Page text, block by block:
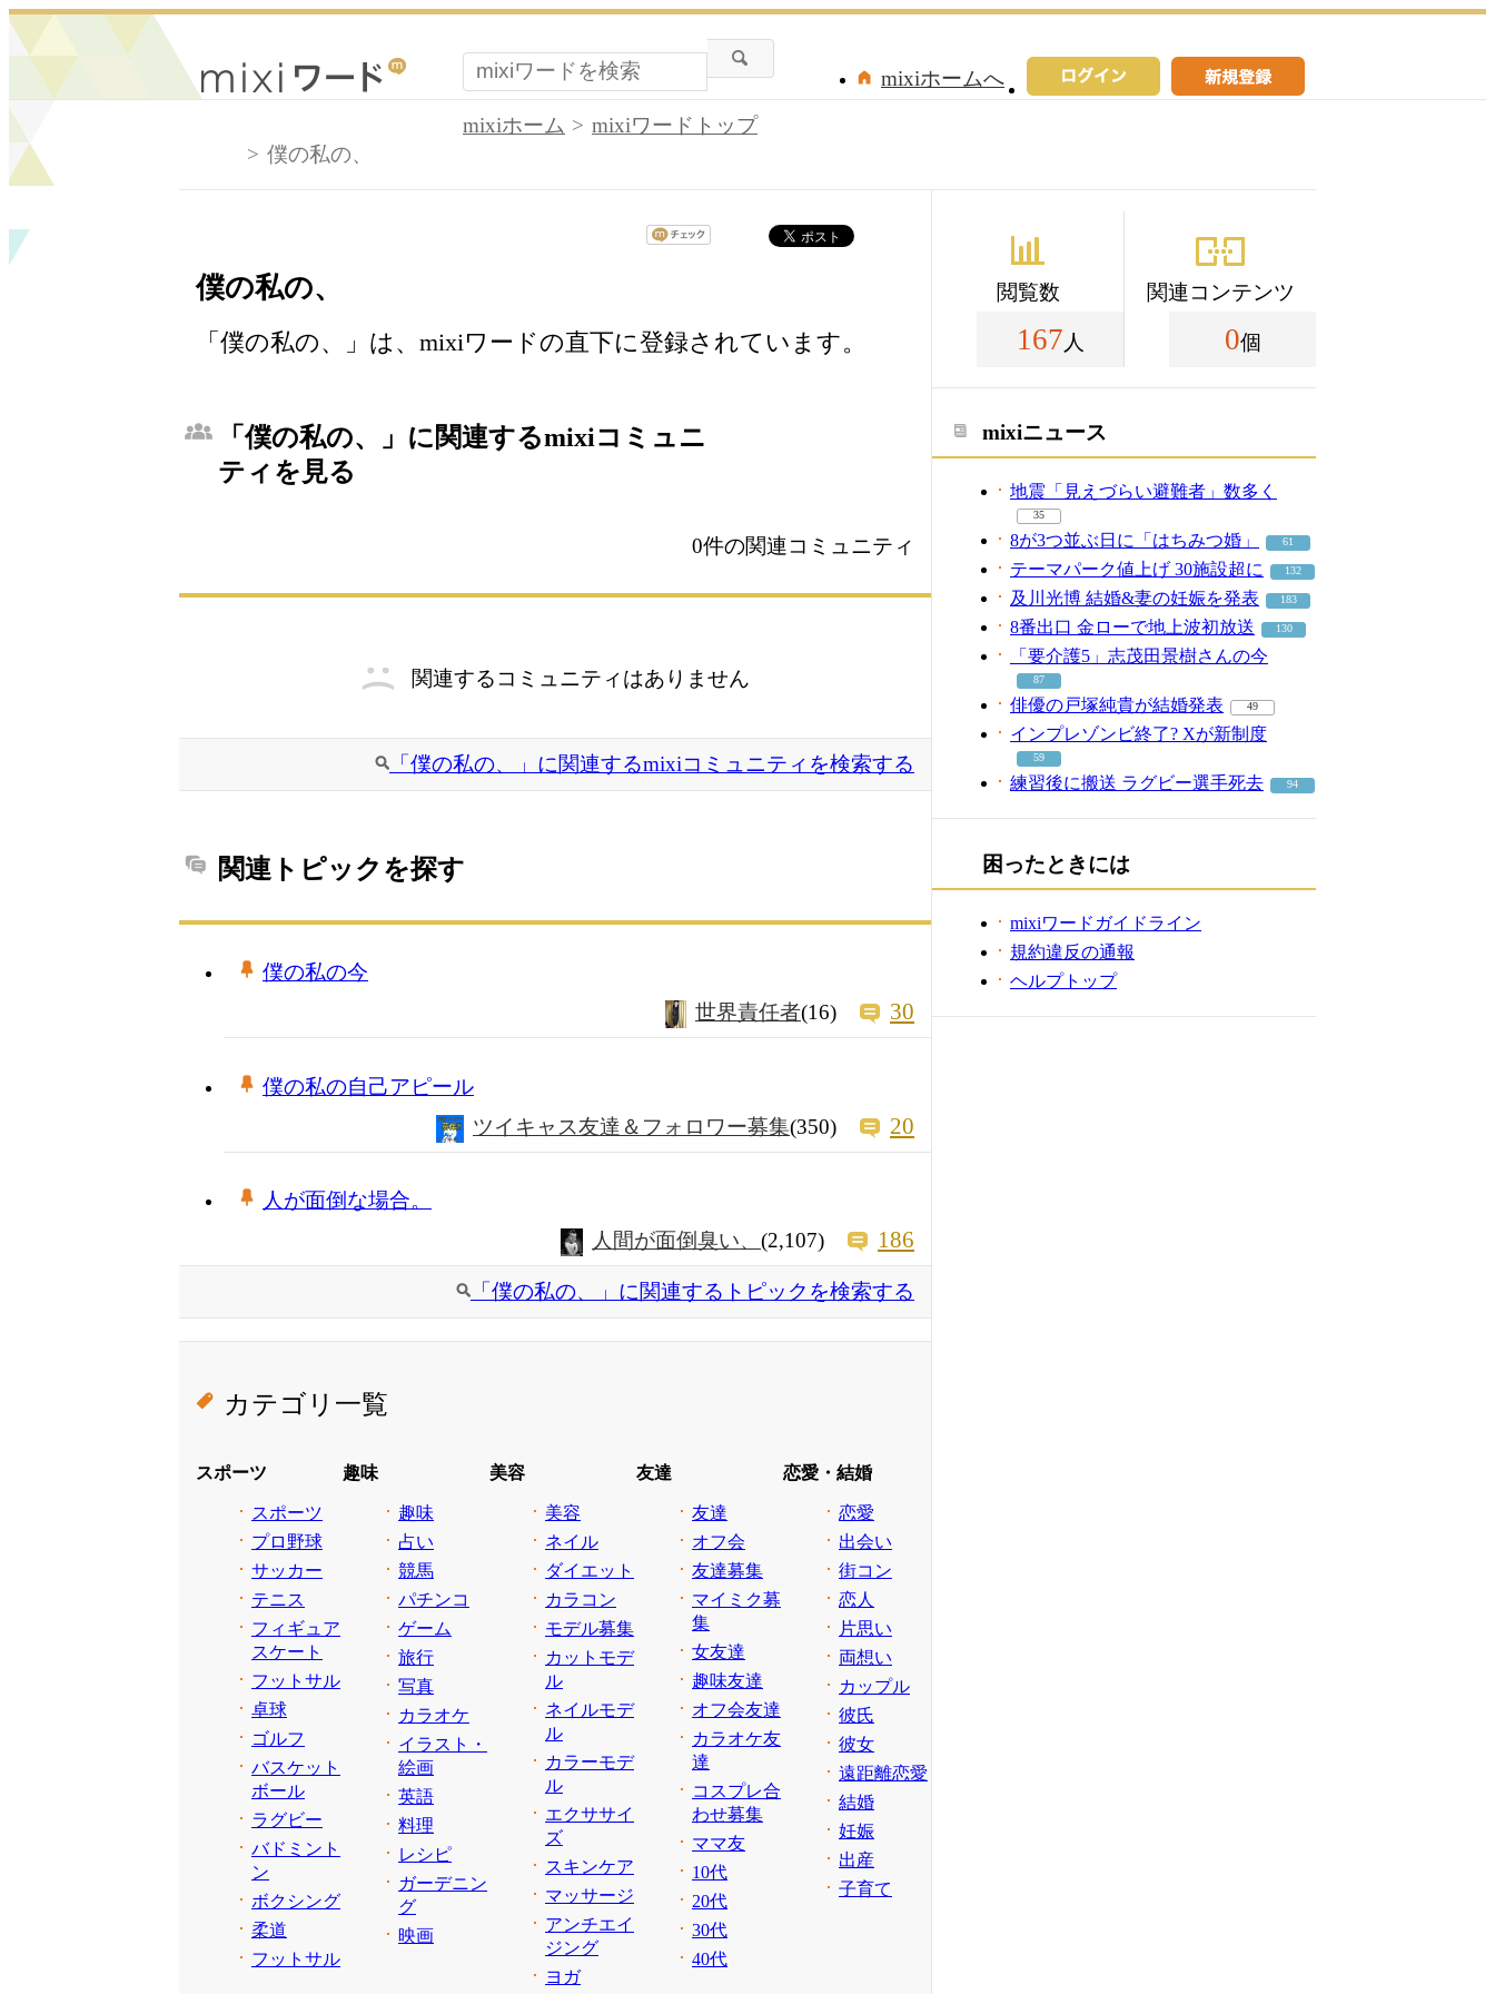
mixiホームへ
mixiホーム
mixiワードトップ
僕の私の、
僕の私の、
「僕の私の、」は、mixiワードの直下に登録されています。
「僕の私の、」に関連するmixiコミュニ
ティを見る
0件の関連コミュニティ
関連するコミュニティはありません
「僕の私の、」に関連するmixiコミュニティを検索する
関連トピックを探す
僕の私の今
世界責任者(16) 30
僕の私の自己アピール
ツイキャス友達＆フォロワー募集(350) 20
人が面倒な場合。
人間が面倒臭い、 (2,107) 186
「僕の私の、」に関連するトピックを検索する
カテゴリ一覧
スポーツ
スポーツ
プロ野球
サッカー
テニス
フィギュア
スケート
フットサル
卓球
ゴルフ
バスケット
ボール
ラグビー
バドミント
ン
ボクシング
柔道
フットサル
趣味
趣味
占い
競馬
パチンコ
ゲーム
旅行
写真
カラオケ
イラスト・
絵画
英語
料理
レシピ
ガーデニン
グ
映画
美容
美容
ネイル
ダイエット
カラコン
モデル募集
カットモデ
ル
ネイルモデ
ル
カラーモデ
ル
エクササイ
ズ
スキンケア
マッサージ
アンチエイ
ジング
ヨガ
友達
友達
オフ会
友達募集
マイミク募
集
女友達
趣味友達
オフ会友達
カラオケ友
達
コスプレ合
わせ募集
ママ友
10代
20代
30代
40代
恋愛・結婚
恋愛
出会い
街コン
恋人
片思い
両想い
カップル
彼氏
彼女
遠距離恋愛
結婚
妊娠
出産
子育て
閲覧数
167 人
関連コンテンツ
0個
mixiニュース
地震「見えづらい避難者」数多く
35
8が3つ並ぶ日に「はちみつ婚」 61
テーマパーク値上げ 30施設超に 132
及川光博 結婚&妻の妊娠を発表 183
8番出口 金ローで地上波初放送 130
「要介護5」志茂田景樹さんの今
87
俳優の戸塚純貴が結婚発表 49
インプレゾンビ終了? Xが新制度
59
練習後に搬送 ラグビー選手死去 94
困ったときには
mixiワードガイドライン
規約違反の通報
ヘルプトップ